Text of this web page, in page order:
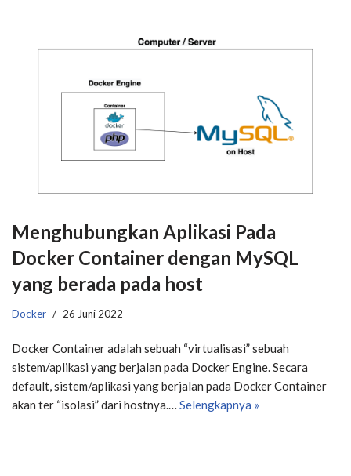
Menghubungkan Aplikasi Pada
Docker Container dengan MySQL
yang berada pada host
Docker 26 Juni 2022
​Docker Container adalah sebuah “virtualisasi” sebuah
sistem/aplikasi yang berjalan pada Docker Engine. Secara
default, sistem/aplikasi yang berjalan pada Docker Container
akan ter “isolasi” dari hostnya.… Selengkapnya »